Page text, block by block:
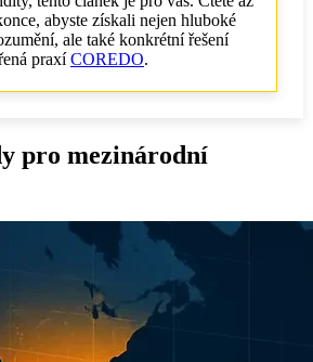
abyste získali nejen hluboké
ale také konkrétní řešení
praxíCOREDO.
pro mezinárodní